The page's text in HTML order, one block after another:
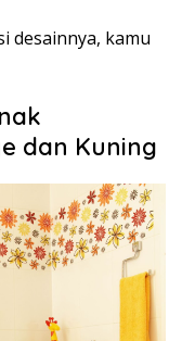
desainnya, kamu
dan Kuning